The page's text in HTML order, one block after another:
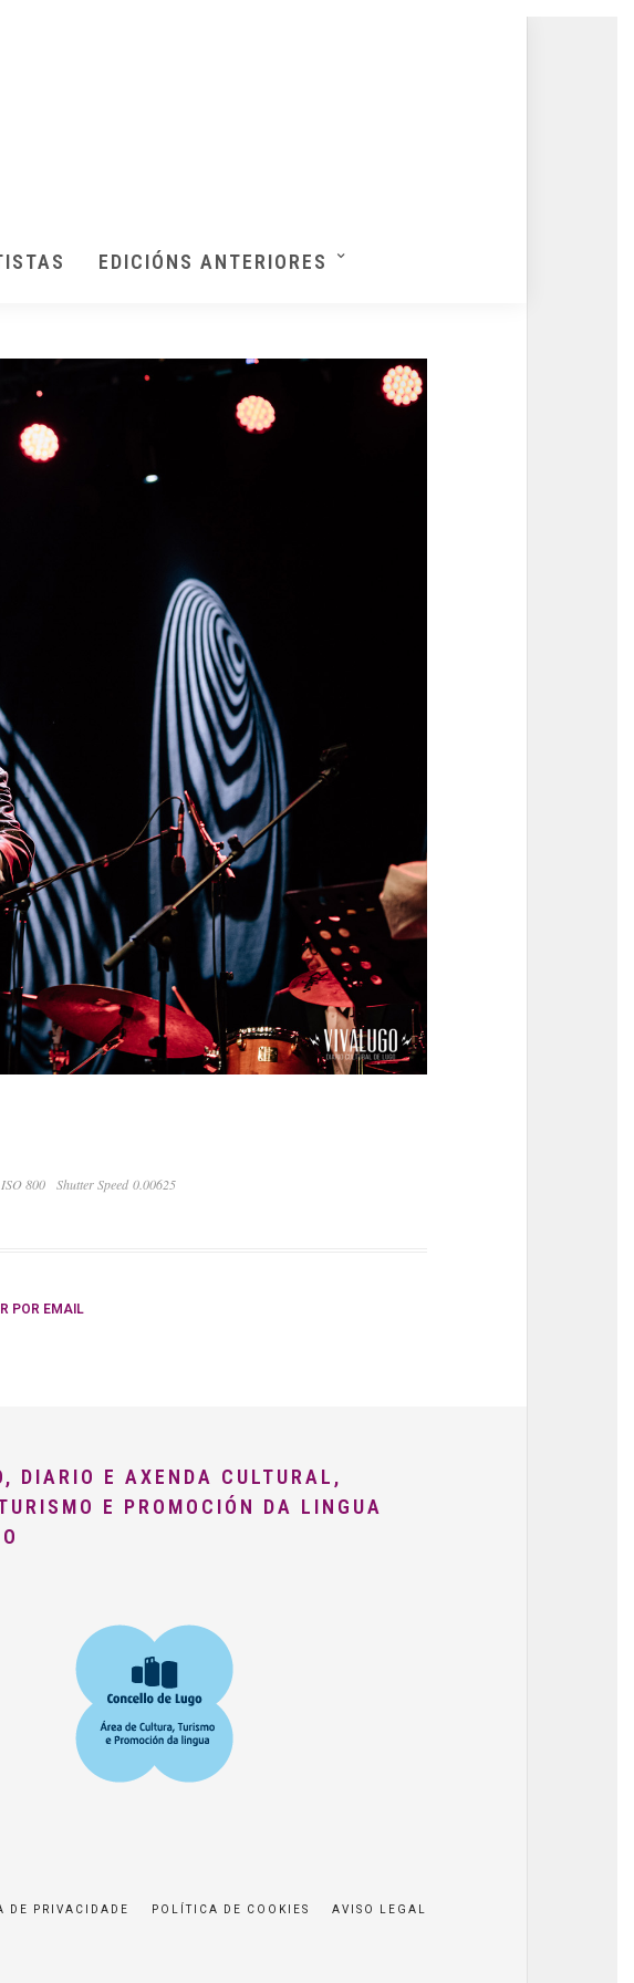
EDICIÓNS ANTERIORES
ISO 800 Shutter Speed 0.00625
POR EMAIL
DIARIO E AXENDA CULTURAL,
E PROMOCIÓN DA LINGUA
DE PRIVACIDADE POLÍTICA DE COOKIES
AVISO LEGAL